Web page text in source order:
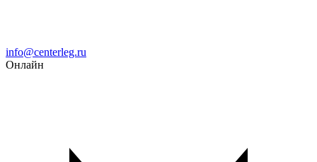
Email
info@centerleg.ru
Онлайн